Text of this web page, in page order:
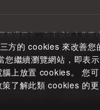
方的 cookies 來改善您
您繼續瀏覽網站，即表示
上放置 cookies。 您可
了解此類 cookies 的更
務過程中，向未成年人售賣
Kong, intoxicating liquor
the course of business.
@ LOFTY LIMITED.